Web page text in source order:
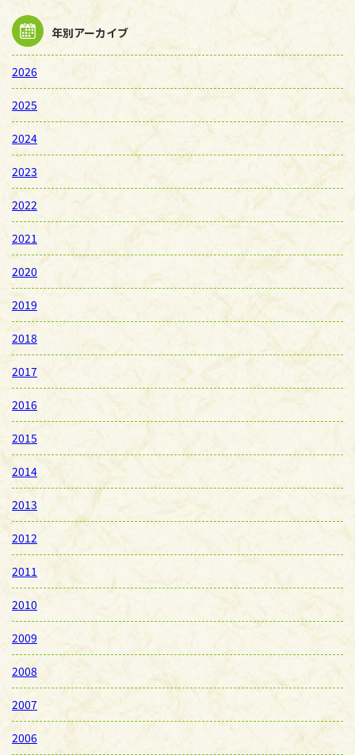
年別アーカイブ
2026
2025
2024
2023
2022
2021
2020
2019
2018
2017
2016
2015
2014
2013
2012
2011
2010
2009
2008
2007
2006